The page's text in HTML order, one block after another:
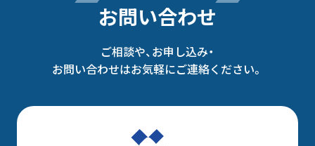
お問い合わせ
ご相談や、お申し込み・
お問い合わせはお気軽にご連絡ください。